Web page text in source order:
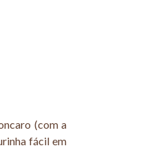
(com a
fácil em